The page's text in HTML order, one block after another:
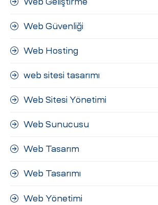
Web Geliştirme
Web Güvenliği
Web Hosting
web sitesi tasarımı
Web Sitesi Yönetimi
Web Sunucusu
Web Tasarım
Web Tasarımı
Web Yönetimi